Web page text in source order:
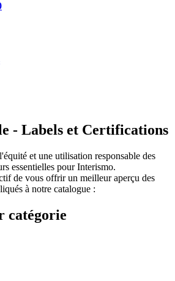
- Labels et Certifications
et une utilisation responsable des
essentielles pour Interismo.
de vous offrir un meilleur aperçu des
à notre catalogue :
catégorie